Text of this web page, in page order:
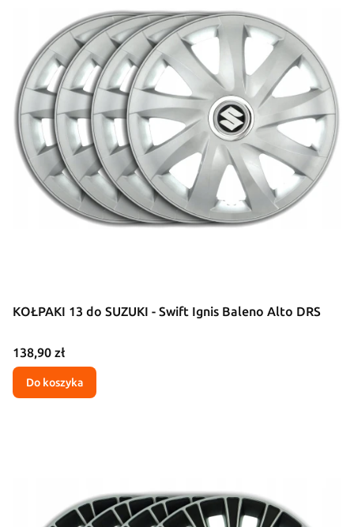
KOŁPAKI 13 do SUZUKI - Swift Ignis Baleno Alto DRS
Cena
138,90 zł
Do koszyka